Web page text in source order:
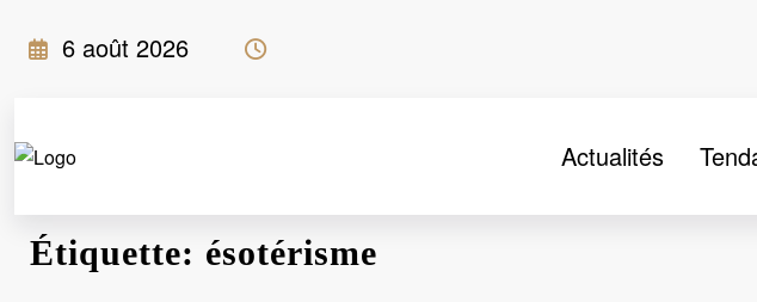
6 août 2026
Actualités
Étiquette: ésotérisme